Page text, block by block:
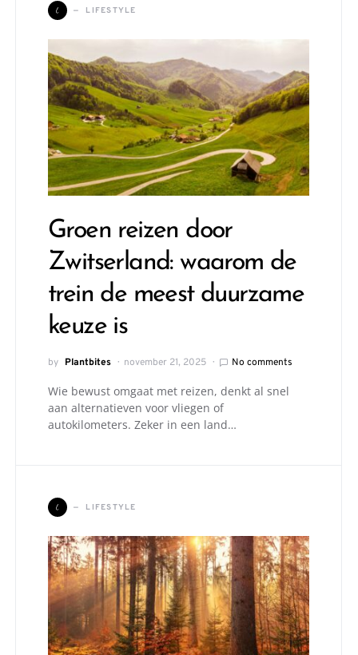
L LIFESTYLE
Groen reizen door
Zwitserland: waarom de
trein de meest duurzame
keuze is
by Plantbites november 21, 2025 No comments
Wie bewust omgaat met reizen, denkt al snel
aan alternatieven voor vliegen of
autokilometers. Zeker in een land…
L LIFESTYLE